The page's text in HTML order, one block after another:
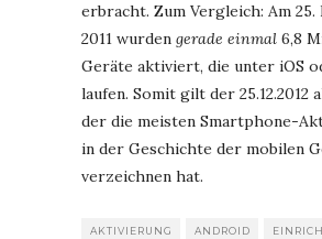
erbracht. Zum Vergleich: Am 25.
2011 wurden gerade einmal 6,8
Geräte aktiviert, die unter iOS
laufen. Somit gilt der 25.12.2012
der die meisten Smartphone-
in der Geschichte der mobilen
verzeichnen hat.
AKTIVIERUNG ANDROID